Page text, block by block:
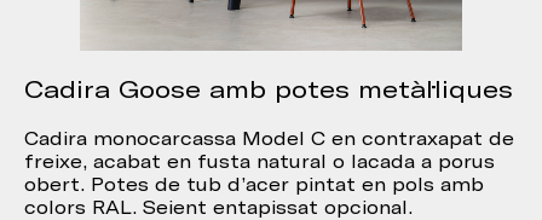
Cadira Goose amb potes metàl·liques
Cadira monocarcassa Model C en contraxapat de
freixe, acabat en fusta natural o lacada a porus
obert. Potes de tub d’acer pintat en pols amb
colors RAL. Seient entapissat opcional.